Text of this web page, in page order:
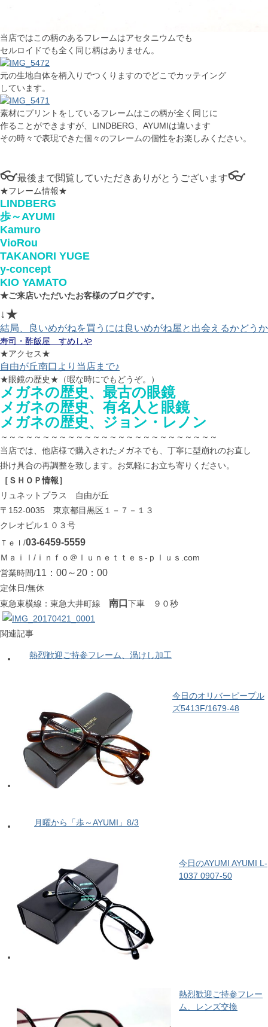
当店ではこの柄のあるフレームはアセタニウムでも
セルロイドでも全く同じ柄はありません。
元の生地自体を柄入りでつくりますのでどこでカッテイング
しています。
素材にプリントをしているフレームはこの柄が全く同じに
作ることができますが、LINDBERG、AYUMIは違います
その時々で表現できた個々のフレームの個性をお楽しみください。
👓最後まで閲覧していただきありがとうございます👓
★フレーム情報★
LINDBERG
歩～AYUMI
Kamuro
VioRou
TAKANORI YUGE
y-concept
KIO YAMATO
★ご来店いただいたお客様のブログです。
↓★
結局、良いめがねを買うには良いめがね屋と出会えるかどうか
寿司・酢飯屋 すめしや
★アクセス★
自由が丘南口より当店まで♪
★眼鏡の歴史★（暇な時にでもどうぞ。）
メガネの歴史、最古の眼鏡
メガネの歴史、有名人と眼鏡
メガネの歴史、ジョン・レノン
～～～～～～～～～～～～～～～～～～～～～～～～～～
当店では、他店様で購入されたメガネでも、丁寧に型崩れのお直し
掛け具合の再調整を致します。お気軽にお立ち寄りください。
［ＳＨＯＰ情報］
リュネットプラス 自由が丘
〒152-0035 東京都目黒区１－７－１３
クレオビル１０３号
Ｔｅｌ/03-6459-5559
Ｍａｉｌ/ｉｎｆｏ＠ｌｕｎｅｔｔｅｓ-ｐｌｕｓ.com
営業時間/11：00～20：00
定休日/無休
東急東横線：東急大井町線 南口 下車 ９０秒
関連記事
熱烈歓迎ご持参フレーム、渦けし加工
今日のオリバーピープル
ズ5413F/1679-48
月曜から「歩～AYUMI」8/3
今日のAYUMI AYUMI L-
1037 0907-50
熱烈歓迎ご持参フレー
ム、レンズ交換